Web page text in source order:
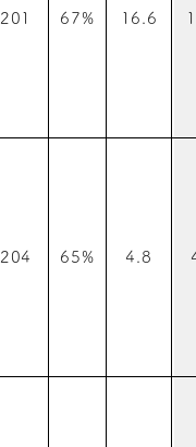
201 67% 16.6
204 65% 4.8